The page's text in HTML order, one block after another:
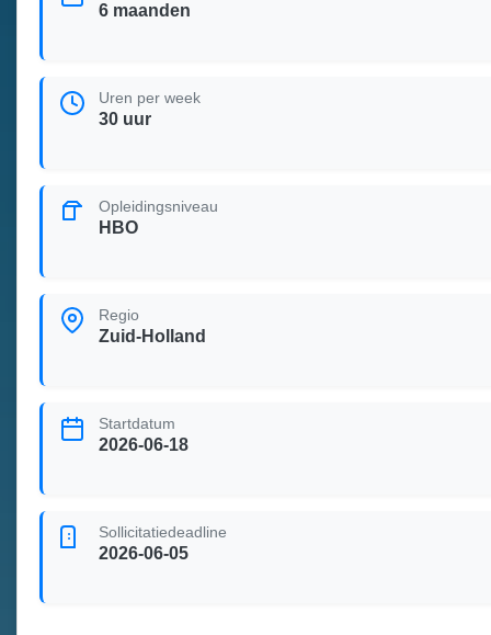
6 maanden
Uren per week
30 uur
Opleidingsniveau
HBO
Regio
Zuid-Holland
Startdatum
2026-06-18
Sollicitatiedeadline
2026-06-05